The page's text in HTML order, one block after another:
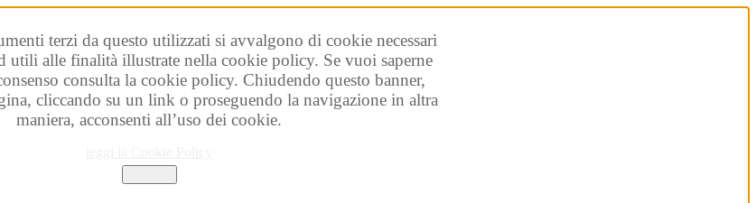
terzi da questo utilizzati si avvalgono di cookie necessari
utili alle finalità illustrate nella cookie policy. Se vuoi saperne
consulta la cookie policy. Chiudendo questo banner,
cliccando su un link o proseguendo la navigazione in altra
maniera, acconsenti all’uso dei cookie.